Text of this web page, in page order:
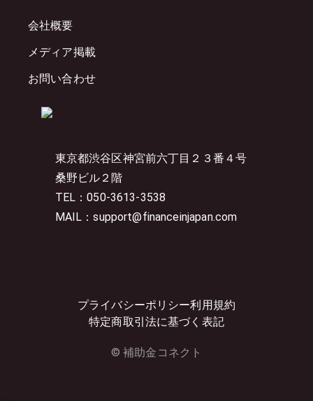
東京都渋谷区神宮前六丁目２３番４号
桑野ビル２階
TEL：050-3613-3538
MAIL：support@financeinjapan.com
プライバシーポリシー利用規約
特定商取引法に基づく表記
© 補助金コネクト
会社概要
メディア掲載
お問い合わせ